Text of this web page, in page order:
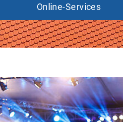
Online-Services